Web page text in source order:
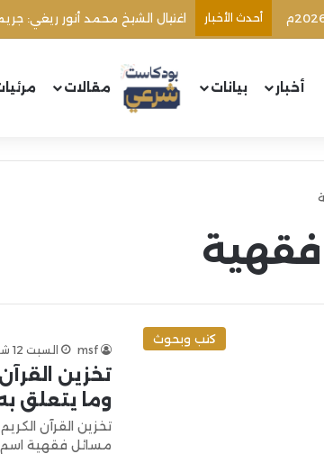
أحدث الأخبار اغتيال الشيخ محمد أنور ريغي:
أخبار بيانات مقالات
كتب وبحوث
msf السبت 12 شعبان 1436هـ 30-5-2015م
تخزين
وما يتعلق
تخزين القرآن
مسائل فقهية اسم